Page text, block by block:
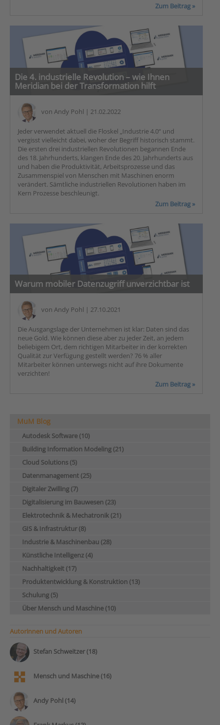
Zum Beitrag »
Die 4. industrielle Revolution – wie Ihnen
Meridian bei der Transformation hilft
von Andy Pohl | 21.02.2022
Jeder verwendet aktuell die Floskel „Industrie 4.0“ und
vergisst vielleicht dabei, woher der Begriff historisch stammt.
Die ersten drei industriellen Revolutionen begannen Ende
des 18. Jahrhunderts, klangen Ende des 20. Jahrhunderts aus
und haben die Produktivität, Arbeitsprozesse und das
Zusammenspiel von Menschen mit Maschinen enorm
verändert. Sämtliche industriellen Revolutionen haben im
Kern Prozesse beschleunigt.
Zum Beitrag »
Warum mobiler Datenzugriff unverzichtbar ist
von Andy Pohl | 27.10.2021
Die Ausgangslage der Unternehmen ist klar: Daten sind das
neue Gold. Wie können diese aber zu jeder Zeit, an jedem
beliebigem Ort, dem richtigen Mitarbeiter in der korrekten
Qualität zur Verfügung gestellt werden? 76 % aller
Mitarbeiter können unterwegs nicht auf ihre Dokumente
verzichten!
Zum Beitrag »
MuM Blog
Autodesk Software (10)
Building Information Modeling (21)
Cloud Solutions (5)
Datenmanagement (25)
Digitaler Zwilling (7)
Digitalisierung im Bauwesen (23)
Elektrotechnik & Mechatronik (21)
GIS & Infrastruktur (8)
Industrie & Maschinenbau (28)
Künstliche Intelligenz (4)
Nachhaltigkeit (17)
Produktentwicklung & Konstruktion (13)
Schulung (5)
Über Mensch und Maschine (10)
Autorinnen und Autoren
Stefan Schweitzer (18)
Mensch und Maschine (16)
Andy Pohl (14)